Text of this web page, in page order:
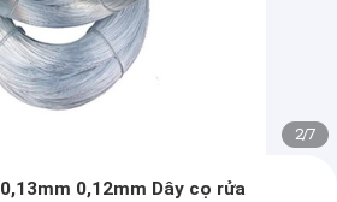
2/7
0,12mm Dây cọ rửa